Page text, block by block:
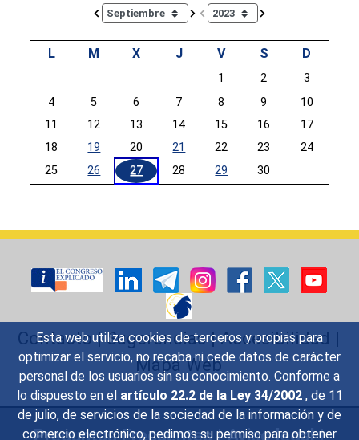
Esta web utiliza cookies de terceros y propias para
optimizar el servicio, no recaba ni cede datos de carácter
personal de los usuarios sin su conocimiento. Conforme a
lo dispuesto en el artículo 22.2 de la Ley 34/2002 , de 11
de julio, de servicios de la sociedad de la información y de
comercio electrónico, pedimos su permiso para obtener
Calendar io de actividades. Doce Legislatura
L M X J V S D
1 2
3
4
5 6 7 8 9
10
11
12 13 14 15 16
17
18
19 20 21 22 23
24
25
26 27 28 29 30
Contacto|Sugerencias|Accesibilidad |
Mapa Web
Preguntas Frecuentes|Aviso legal|